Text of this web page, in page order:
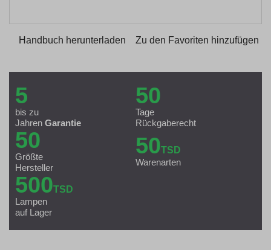
Handbuch herunterladen Zu den Favoriten hinzufügen
5
bis zu
Jahren Garantie
50
Tage
Rückgaberecht
50
Größte
Hersteller
50TSD
Warenarten
500TSD
Lampen
auf Lager